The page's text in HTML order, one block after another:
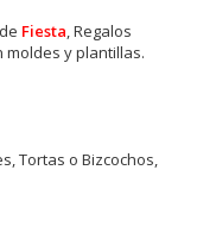
Fiesta , Regalos
moldes y plantillas.
Tortas o Bizcochos,